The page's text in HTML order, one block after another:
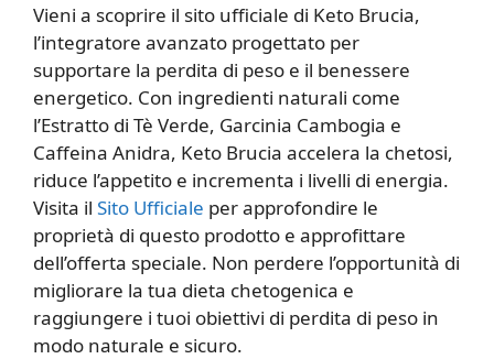
Vieni a scoprire il sito ufficiale di Keto Brucia,
l’integratore avanzato progettato per
supportare la perdita di peso e il benessere
energetico. Con ingredienti naturali come
l’Estratto di Tè Verde, Garcinia Cambogia e
Caffeina Anidra, Keto Brucia accelera la chetosi,
riduce l’appetito e incrementa i livelli di energia.
Visita il Sito Ufficiale per approfondire le
proprietà di questo prodotto e approfittare
dell’offerta speciale. Non perdere l’opportunità di
migliorare la tua dieta chetogenica e
raggiungere i tuoi obiettivi di perdita di peso in
modo naturale e sicuro.